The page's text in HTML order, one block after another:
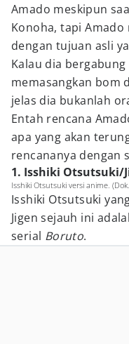
Amado meskipun
Konoha, tapi
dengan tujuan asli
Kalau dia
memasangkan bom
jelas dia bukanlah
Entah rencana
apa yang akan
rencananya dengan
1. Isshiki Otsutsuki/
Isshiki Otsutsuki versi anime.
Isshiki Otsutsuki
Jigen sejauh ini
serial Boruto.